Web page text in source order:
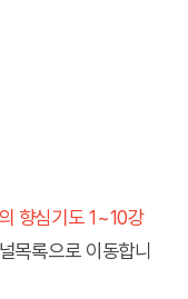
향심기도 1~10강
목록으로 이동합니